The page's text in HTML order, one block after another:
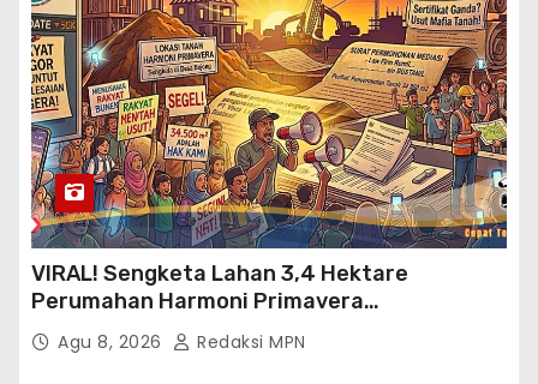
VIRAL! Sengketa Lahan 3,4 Hektare
Perumahan Harmoni Primavera
Klapanunggal, GMPRI Bogor Minta Menteri
Perumahan Blacklist PT BTC
Agu 8, 2026 Redaksi MPN